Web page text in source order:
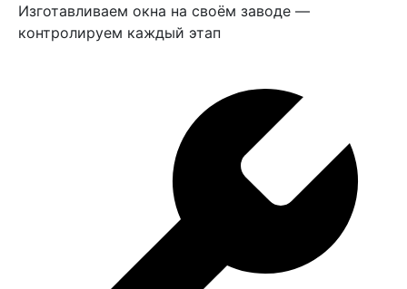
Изготавливаем окна на своём заводе —
контролируем каждый этап